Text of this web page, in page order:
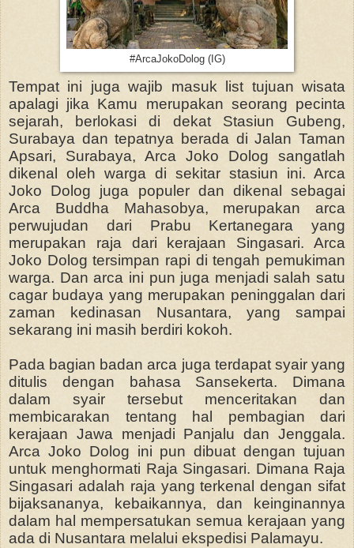
#ArcaJokoDolog (IG)
Tempat ini juga wajib masuk list tujuan wisata
apalagi jika Kamu merupakan seorang pecinta
sejarah, berlokasi di dekat Stasiun Gubeng,
Surabaya dan tepatnya berada di Jalan Taman
Apsari, Surabaya, Arca Joko Dolog sangatlah
dikenal oleh warga di sekitar stasiun ini. Arca
Joko Dolog juga populer dan dikenal sebagai
Arca Buddha Mahasobya, merupakan arca
perwujudan dari Prabu Kertanegara yang
merupakan raja dari kerajaan Singasari. Arca
Joko Dolog tersimpan rapi di tengah pemukiman
warga. Dan arca ini pun juga menjadi salah satu
cagar budaya yang merupakan peninggalan dari
zaman kedinasan Nusantara, yang sampai
sekarang ini masih berdiri kokoh.
Pada bagian badan arca juga terdapat syair yang
ditulis dengan bahasa Sansekerta. Dimana
dalam syair tersebut menceritakan dan
membicarakan tentang hal pembagian dari
kerajaan Jawa menjadi Panjalu dan Jenggala.
Arca Joko Dolog ini pun dibuat dengan tujuan
untuk menghormati Raja Singasari. Dimana Raja
Singasari adalah raja yang terkenal dengan sifat
bijaksananya, kebaikannya, dan keinginannya
dalam hal mempersatukan semua kerajaan yang
ada di Nusantara melalui ekspedisi Palamayu.